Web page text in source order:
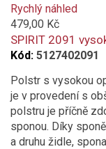
added
to
compare
Rychlý náhled
479,00 Kč
SPIRIT 2091
Kód: 5127402091
Polstr s vysokou
je v provedení s
polstru je příčně
sponou. Díky
a druhu židle,